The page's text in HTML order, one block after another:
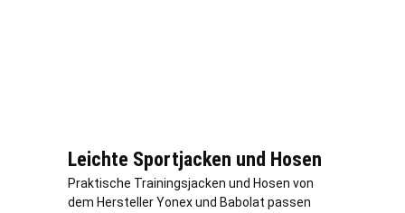
Leichte Sportjacken und Hosen
Praktische Trainingsjacken und Hosen von
dem Hersteller Yonex und Babolat passen